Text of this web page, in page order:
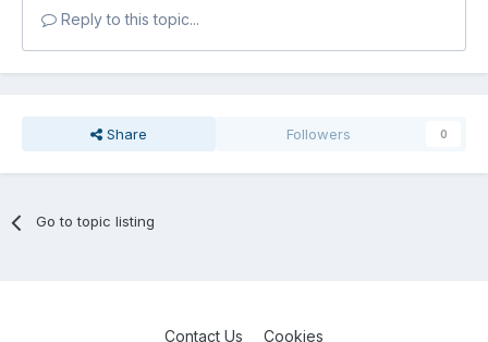
Reply to this topic...
Share Followers 0
Go to topic listing
Contact Us Cookies